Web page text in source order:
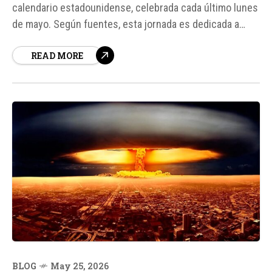
calendario estadounidense, celebrada cada último lunes
de mayo. Según fuentes, esta jornada es dedicada a
de la nación, convirtiéndose en un símbolo de la
READ MORE
BLOG May 25, 2026